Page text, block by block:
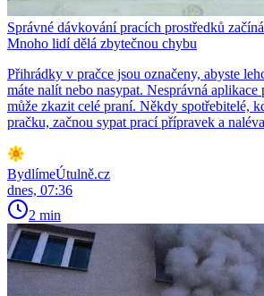
Správné dávkování pracích prostředků
Mnoho lidí dělá zbytečnou chybu
Přihrádky v pračce jsou označeny, abyste
máte nalít nebo nasypat. Nesprávná aplikace
může zkazit celé praní. Někdy spotřebitelé,
pračku, začnou sypat prací přípravek a
BydlímeÚtulně.cz
dnes, 07:36
2 min